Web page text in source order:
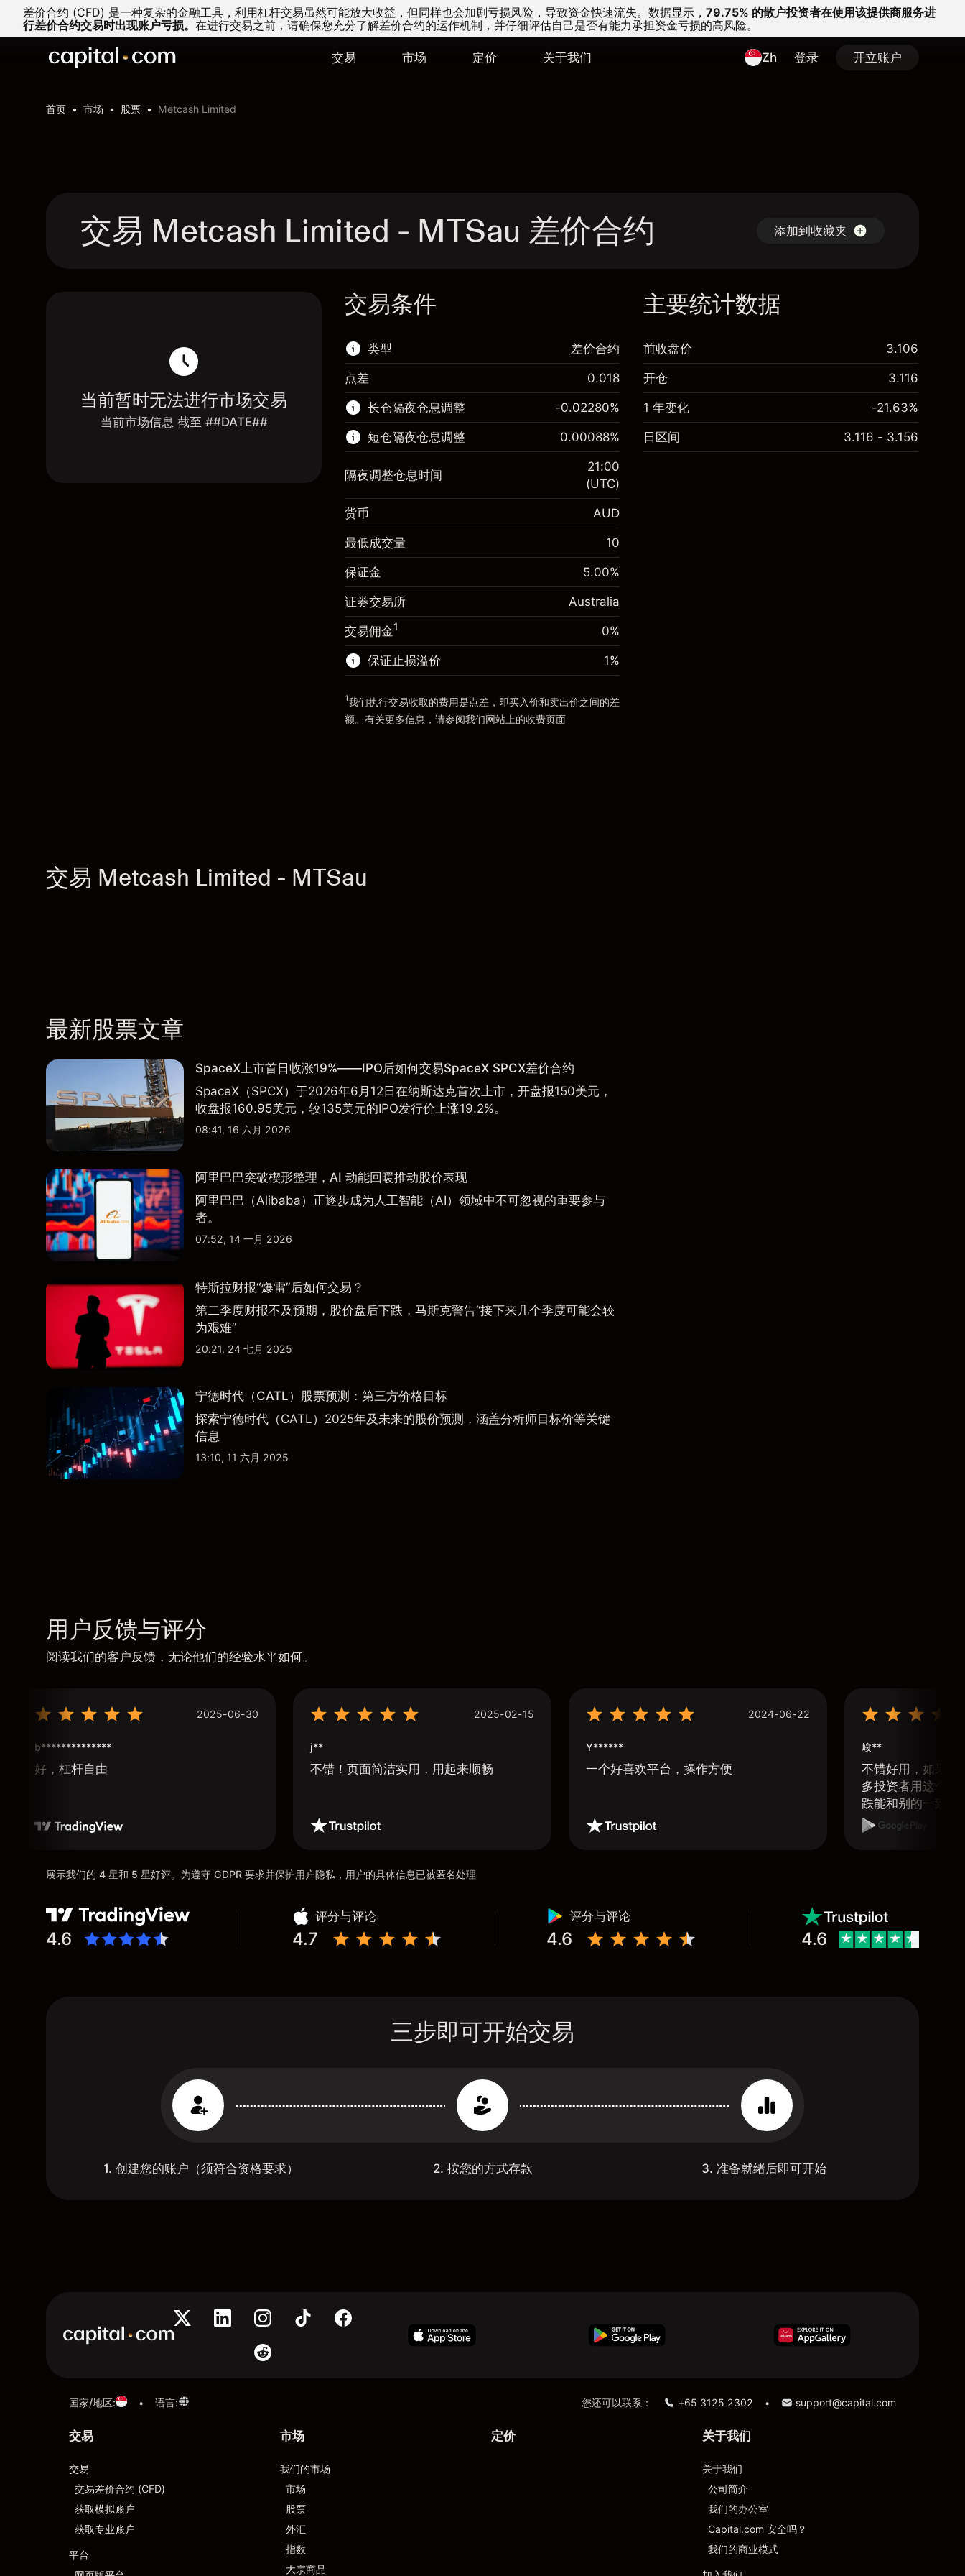
差价合约 (CFD) 是一种复杂的金融工具，利用杠杆交易虽然可能放大收益，但同样也会加剧亏损风险，导致资金快速流失。 数据显示， 79.75% 的散户投资者在使用该提供商服务进
行差价合约交易时出现账户亏损。 在进行交易之前，请确保您充分了解差价合约的运作机制，并仔细评估自己是否有能力承担资金亏损的高风险。
交易 市场 定价 关于我们 Zh 登录 开立账户
首页 市场 股票 Metcash Limited
交易 Metcash Limited - MTSau 差价合约 添加到收藏夹
当前暂时无法进行市场交易
当前市场信息 截至 ##DATE##
交易条件
类型
该金融市场可进行差价合约交易。
了解更多:
差价合约
差价合约
点差 0.018
长仓隔夜仓息调整
A$1,000.00
隔夜仓息
来自头寸全值的费用
-0.022801
(-A$4.56)
使用杠杆的交易规模（大约值）
来自杠杆的资金 - 美元（大约值）
A$19,000.00
前往平台
-0.02280%
短仓隔夜仓息调整
保证金。您的投资 A$1,000.00
来自头寸全值的费用
0.000884
(A$0.18)
使用杠杆的交易规模（大约值）
来自杠杆的资金 - 美元（大约值）
A$19,000.00
0.00088%
隔夜调整仓息时间
21:00
(UTC)
货币 AUD
最低成交量 10
保证金 5.00%
证券交易所 Australia
交易佣金1 0%
保证止损溢价
“服务费用”
1%
1我们执行交易收取的费用是点差，即买入价和卖出价之间的差
额。有关更多信息，请参阅我们网站上的收费页面
主要统计数据
前收盘价 3.106
开仓 3.116
1 年变化 -21.63%
日区间 3.116 - 3.156
交易 Metcash Limited - MTSau
最新股票文章
SpaceX上市首日收涨19%——IPO后如何交易SpaceX SPCX差价合约
SpaceX（SPCX）于2026年6月12日在纳斯达克首次上市，开盘报150美元，
收盘报160.95美元，较135美元的IPO发行价上涨19.2%。
08:41, 16 六月 2026
阿里巴巴突破楔形整理，AI 动能回暖推动股价表现
阿里巴巴（Alibaba）正逐步成为人工智能（AI）领域中不可忽视的重要参与
者。
07:52, 14 一月 2026
特斯拉财报“爆雷”后如何交易？
第二季度财报不及预期，股价盘后下跌，马斯克警告“接下来几个季度可能会较
为艰难”
20:21, 24 七月 2025
宁德时代（CATL）股票预测：第三方价格目标
探索宁德时代（CATL）2025年及未来的股价预测，涵盖分析师目标价等关键
信息
13:10, 11 六月 2025
用户反馈与评分
阅读我们的客户反馈，无论他们的经验水平如何。
2025-06-30
b**************
好，杠杆自由
2025-02-15
j**
不错！页面简洁实用，用起来顺畅
2024-06-22
Y******
一个好喜欢平台，操作方便
峻**
不错好用，如果可
多投资者用这个软
跌能和别的一致那
展示我们的 4 星和 5 星好评。为遵守 GDPR 要求并保护用户隐私，用户的具体信息已被匿名处理
4.6
评分与评论
4.7
评分与评论
4.6 4.6
三步即可开始交易
1. 创建您的账户（须符合资格要求） 2. 按您的方式存款 3. 准备就绪后即可开始
国家/地区: • 语言: 您还可以联系： +65 3125 2302 • support@capital.com
交易
交易
交易差价合约 (CFD)
获取模拟账户
获取专业账户
平台
市场
我们的市场
市场
股票
外汇
指数
大宗商品
定价 关于我们
关于我们
公司简介
我们的办公室
Capital.com 安全吗？
我们的商业模式